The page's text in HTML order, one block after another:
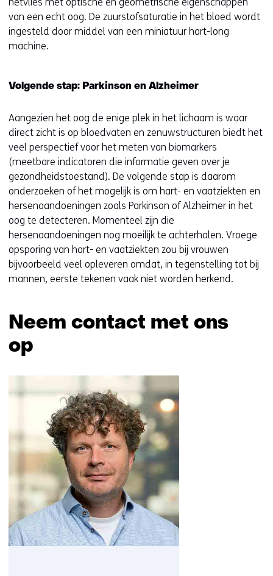
van een echt oog. De zuurstofsaturatie in het bloed wordt
ingesteld door middel van een miniatuur hart-long
machine.
Volgende stap: Parkinson en Alzheimer
Aangezien het oog de enige plek in het lichaam is waar
direct zicht is op bloedvaten en zenuwstructuren biedt het
veel perspectief voor het meten van biomarkers
(meetbare indicatoren die informatie geven over je
gezondheidstoestand). De volgende stap is daarom
onderzoeken of het mogelijk is om hart- en vaatziekten en
hersenaandoeningen zoals Parkinson of Alzheimer in het
oog te detecteren. Momenteel zijn die
hersenaandoeningen nog moeilijk te achterhalen. Vroege
opsporing van hart- en vaatziekten zou bij vrouwen
bijvoorbeeld veel opleveren omdat, in tegenstelling tot bij
mannen, eerste tekenen vaak niet worden herkend.
Neem contact met ons
op
over
(Neem
contact
met
ons